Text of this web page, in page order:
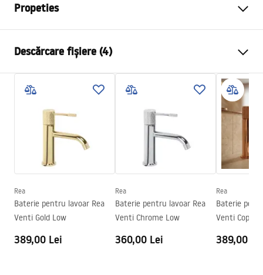
Propeties
Metodă de montaj
Culoare
De aur
Tip de gura de scurgere
Fixă
Material
Alamă
Lungimea gurii
mm
Tehnologia de acoperire
PVD
Diametru pentru conectare
Garantie
5 ani
Descărcare fișiere (4)
Condiții de garanție
Instrucțiuni de asamblare
faucet.pdf
Informații de siguranță
Safety_Information_Faucets.pdf
Rea
Baterie pentru lavoar Rea
Venti Gold Low
389,00 Lei
Rea
Baterie pentru lavoar Rea
Venti Chrome Low
360,00 Lei
Rea
Baterie
Venti Copper
389,00